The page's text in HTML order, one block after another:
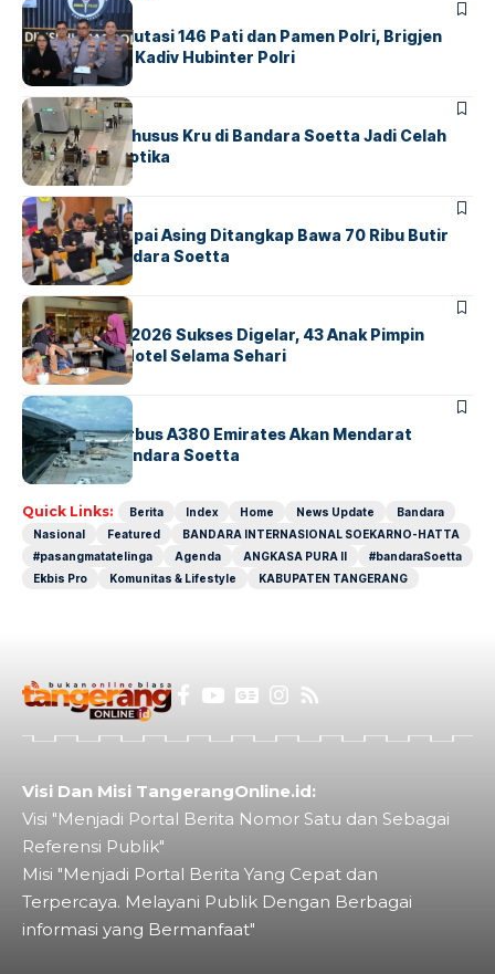
BERITA
Mabes Polri Mutasi 146 Pati dan Pamen Polri, Brigjen
Untung Jabat Kadiv Hubinter Polri
BANDARABERITA
Ketika Jalur Khusus Kru di Bandara Soetta Jadi Celah
Sindikat Narkotika
BANDARA BERITA
Kopilot Maskapai Asing Ditangkap Bawa 70 Ribu Butir
Ekstasi di Bandara Soetta
BERITAINDEX
GM For A Day 2026 Sukses Digelar, 43 Anak Pimpin
Operasional Hotel Selama Sehari
BANDARA BERITA
8 Agustus, Airbus A380 Emirates Akan Mendarat
Perdana di Bandara Soetta
Quick Links: Berita Index Home News Update
Bandara
Nasional
Featured
BANDARA INTERNASIONAL SOEKARNO-HATTA
#pasangmatatelinga
Agenda ANGKASA PURA II
#bandaraSoetta
Ekbis Pro
Komunitas & Lifestyle KABUPATEN TANGERANG
Visi Dan Misi TangerangOnline.id:
Visi "Menjadi Portal Berita Nomor Satu dan Sebagai
Referensi Publik"
Misi "Menjadi Portal Berita Yang Cepat dan
Terpercaya. Melayani Publik Dengan Berbagai
informasi yang Bermanfaat"